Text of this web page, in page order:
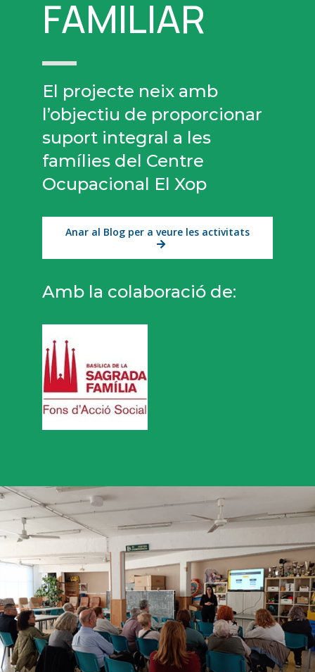
FAMILIAR
El projecte neix amb
l’objectiu de proporcionar
suport integral a les
famílies del Centre
Ocupacional El Xop
Anar al Blog per a veure les activitats
Amb la colaboració de: